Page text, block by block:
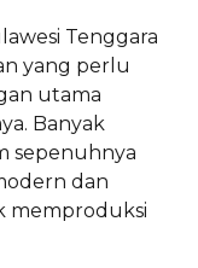
Tenggara
yang perlu
utama
Banyak
sepenuhnya
dan
memproduksi